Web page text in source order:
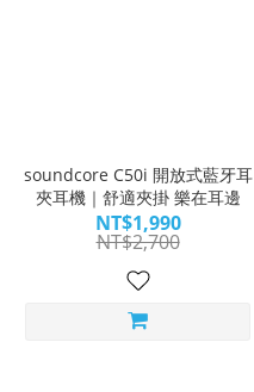
soundcore C50i 開放式藍牙耳
夾耳機｜舒適夾掛 樂在耳邊
NT$1,990
NT$2,700